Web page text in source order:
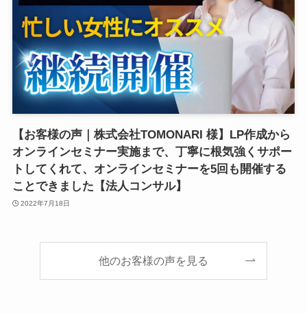
【お客様の声｜株式会社TOMONARI 様】LP作成から
オンラインセミナー実施まで、丁寧に根気強くサポー
トしてくれて、オンラインセミナーを5回も開催する
ことできました【法人コンサル】
2022年7月18日
他のお客様の声を見る